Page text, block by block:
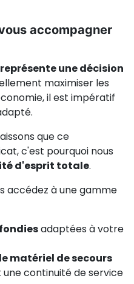
accompagner
une décision
maximiser les
il est impératif
que ce
c'est pourquoi nous
d'esprit totale.
accédez à une gamme
adaptées à votre
matériel de secours
une continuité de service